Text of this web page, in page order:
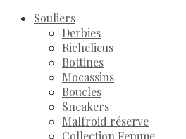
Souliers
Derbies
Richelieus
Bottines
Mocassins
Boucles
Sneakers
Malfroid réserve
Collection Femme